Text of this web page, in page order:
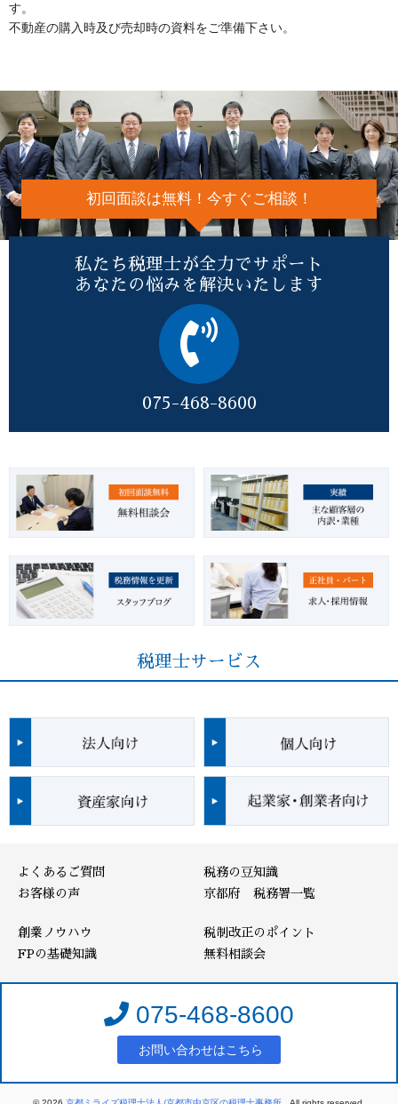
す。
不動産の購入時及び売却時の資料をご準備下さい。
初回面談は無料！今すぐご相談！
私たち税理士が全力でサポート
あなたの悩みを解決いたします
075-468-8600
税理士サービス
よくあるご質問
お客様の声
税務の豆知識
京都府 税務署一覧
創業ノウハウ
FPの基礎知識
税制改正のポイント
無料相談会
075-468-8600
お問い合わせはこちら